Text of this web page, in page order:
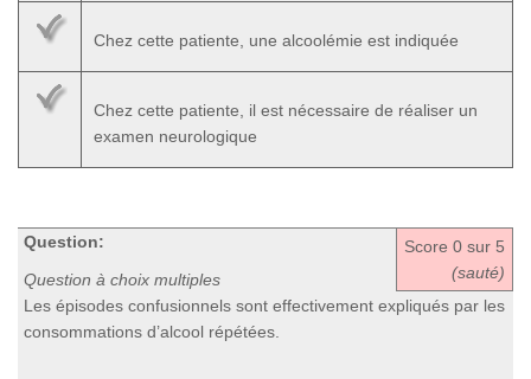
Chez cette patiente, une alcoolémie est indiquée
Chez cette patiente, il est nécessaire de réaliser un
examen neurologique
Score 0 sur 5
(sauté)
Question:
Question à choix multiples
Les épisodes confusionnels sont effectivement expliqués par les
consommations d’alcool répétées.